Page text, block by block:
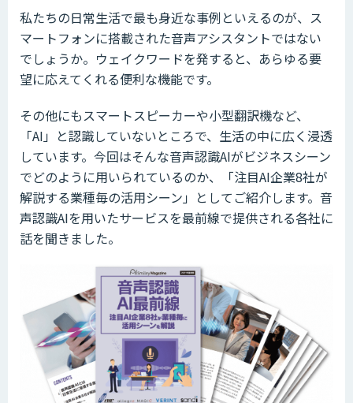
私たちの日常生活で最も身近な事例といえるのが、ス
マートフォンに搭載された音声アシスタントではない
でしょうか。ウェイクワードを発すると、あらゆる要
望に応えてくれる便利な機能です。
その他にもスマートスピーカーや小型翻訳機など、
「AI」と認識していないところで、生活の中に広く浸透
しています。今回はそんな音声認識AIがビジネスシーン
でどのように用いられているのか、「注目AI企業8社が
解説する業種毎の活用シーン」としてご紹介します。音
声認識AIを用いたサービスを最前線で提供される各社に
話を聞きました。